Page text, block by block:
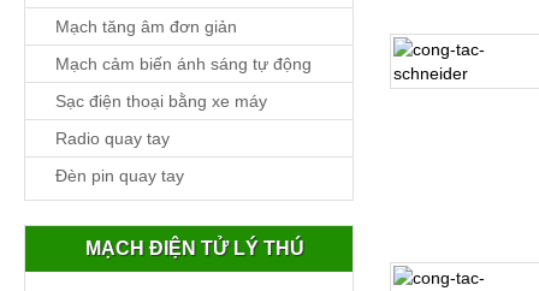
Mạch tăng âm đơn giản
Mạch cảm biến ánh sáng tự động
Sạc điện thoại bằng xe máy
Radio quay tay
Đèn pin quay tay
MẠCH ĐIỆN TỬ LÝ THÚ